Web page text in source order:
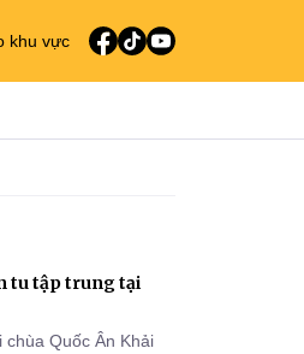
khu vực
tu tập trung tại
chùa Quốc Ân Khải